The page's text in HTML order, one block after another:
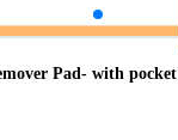
Pad- with pocket